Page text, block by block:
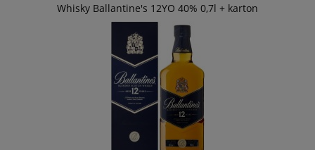
Whisky Ballantine's 12YO 40% 0,7l + karton